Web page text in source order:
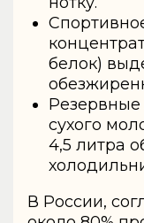
белок)
Резервные
сухого
4,5 литра
В России,